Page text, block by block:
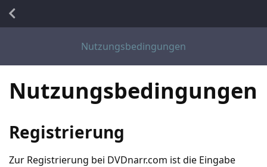
Nutzungsbedingungen
Nutzungsbedingungen
Registrierung
Zur Registrierung bei DVDnarr.com ist die Eingabe